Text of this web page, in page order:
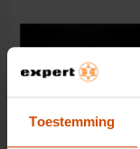
Toestemming